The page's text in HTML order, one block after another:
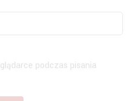
podczas pisania